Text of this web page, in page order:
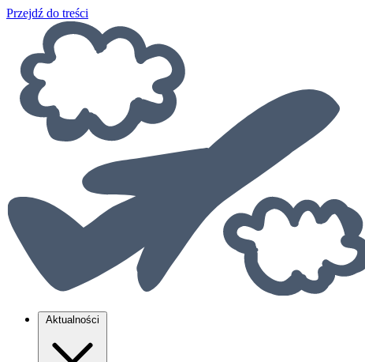
Przejdź do treści
Aktualności